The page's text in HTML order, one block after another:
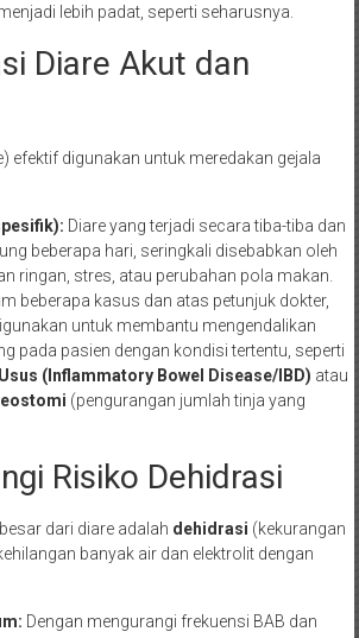
lebih padat, seperti seharusnya.
Diare Akut dan
efektif digunakan untuk meredakan gejala
Diare yang terjadi secara tiba-tiba dan
beberapa hari, seringkali disebabkan oleh
ringan, stres, atau perubahan pola makan.
beberapa kasus dan atas petunjuk dokter,
untuk membantu mengendalikan
pada pasien dengan kondisi tertentu, seperti
(Inflammatory Bowel Disease/IBD) atau
(pengurangan jumlah tinja yang
Risiko Dehidrasi
dari diare adalah dehidrasi (kekurangan
banyak air dan elektrolit dengan
Dengan mengurangi frekuensi BAB dan